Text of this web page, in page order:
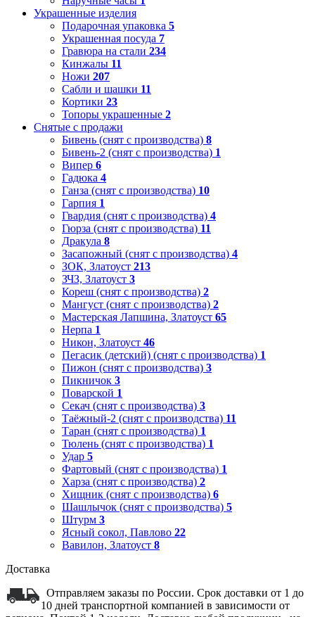
Украшенные изделия
Подарочная упаковка 5
Украшенная посуда 7
Гравюра на стали 234
Кинжалы 11
Ножи 207
Сабли и шашки 11
Кортики 23
Топоры украшенные 2
Снятые с продажи
Бивень (снят с производства) 8
Бивень-2 (снят с производства) 1
Випер 6
Гадюка 4
Ганза (снят с производства) 10
Гарпия 1
Гвардия (снят с производства) 4
Гюрза (снят с производства) 11
Дракула 8
Засапожный (снят с производства) 4
ЗОК, Златоуст 213
ЗЧЗ, Златоуст 3
Кореш (снят с производства) 2
Мангуст (снят с производства) 2
Мастерская Лапшина, Златоуст 65
Нерпа 1
Никон, Златоуст 46
Пегасик (детский) (снят с производства) 1
Пижон (снят с производства) 3
Пикничок 3
Поварской 1
Секач (снят с производства) 3
Таёжный-2 (снят с производства) 11
Таран (снят с производства) 1
Тюлень (снят с производства) 1
Удар 5
Фартовый (снят с производства) 1
Харза (снят с производства) 2
Хищник (снят с производства) 6
Шашлычок (снят с производства) 5
Штурм 3
Ясный сокол, Павлово 22
Вавилон, Златоуст 8
Доставка
Отправляем заказы по России. Срок доставки от 1 до
10 дней транспортной компанией в зависимости от